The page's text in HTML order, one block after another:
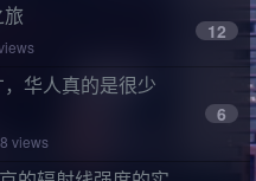
12
华人真的是很少
views
6